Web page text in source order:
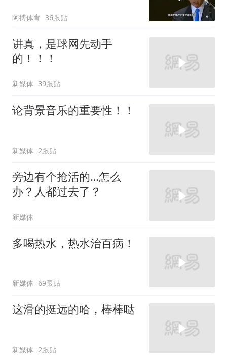
阿搏体育 36跟贴
讲真，是球网先动手
的！！！
新媒体 39跟贴
论背景音乐的重要性！！
新媒体 2跟贴
旁边有个抢活的…怎么
办？人都过去了？
新媒体
多喝热水，热水治百病！
新媒体 69跟贴
这滑的挺远的哈，棒棒哒
新媒体 2跟贴